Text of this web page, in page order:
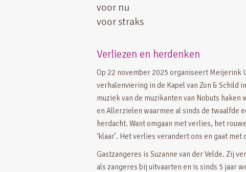
voor nu
voor straks
Verliezen en herdenken
Op 22 november 2025 organiseert Meijerink
verhalenviering in de Kapel van Zon & Schild
muziek van de muzikanten van Nobuts
en Allerzielen waarmee al sinds de twaalfde
herdacht. Want omgaan met verlies, het
‘klaar’. Het verlies verandert ons en gaat met
Gastzangeres is Suzanne van der Velde. Zij
als zangeres bij uitvaarten en is sinds 5 jaar